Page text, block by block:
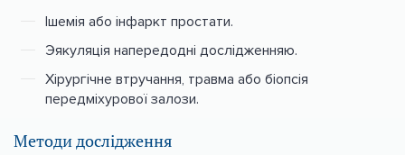
Ішемія або інфаркт простати.
Эякуляція напередодні дослідженняю.
Хірургічне втручання, травма або біопсія
передміхурової залози.
Методи дослідження